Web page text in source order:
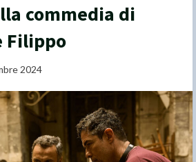
commedia di
Filippo
2024